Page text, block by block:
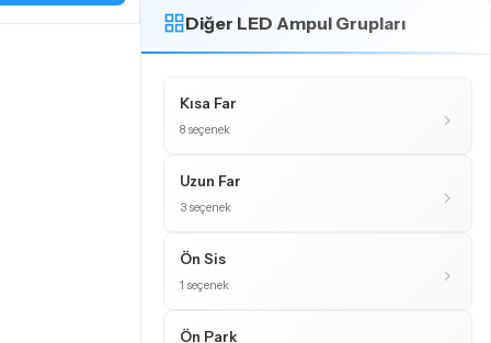
Diğer LED Ampul Grupları
Kısa Far
8 seçenek
Uzun Far
3 seçenek
Ön Sis
1 seçenek
Ön Park